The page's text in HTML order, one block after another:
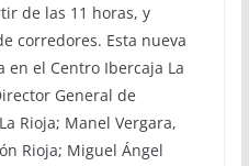
de las 11 horas, y
corredores. Esta nueva
el Centro Ibercaja La
General de
Rioja; Manel Vergara,
Rioja; Miguel Ángel